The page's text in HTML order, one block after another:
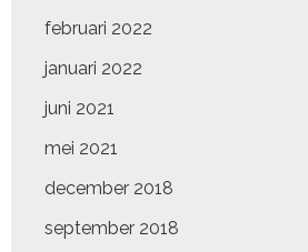
februari 2022
januari 2022
juni 2021
mei 2021
december 2018
september 2018